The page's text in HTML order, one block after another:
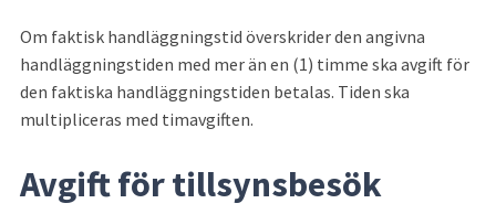
Om faktisk handläggningstid överskrider den angivna
handläggningstiden med mer än en (1) timme ska avgift för
den faktiska handläggningstiden betalas. Tiden ska
multipliceras med timavgiften.
Avgift för tillsynsbesök